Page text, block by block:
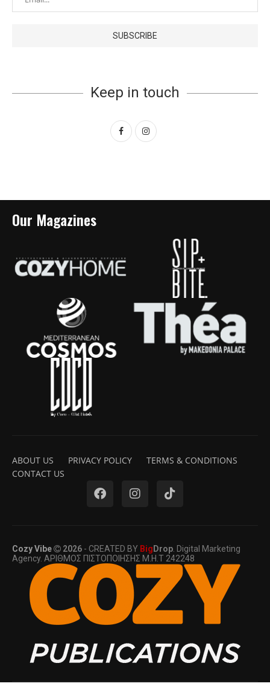
Keep in touch
Our Magazines
ABOUT US PRIVACY POLICY
TERMS & CONDITIONS
CONTACT US
Cozy Vibe 2026 - CREATED BY Big Drop . Digital Marketing
Agency. ΑΡΙΘΜΟΣ ΠΙΣΤΟΠΟΙΗΣΗΣ Μ.Η.Τ 242248